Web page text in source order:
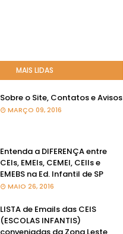
MAIS LIDAS
Sobre o Site, Contatos e Avisos
MARÇO 09, 2016
Entenda a DIFERENÇA entre
CEIs, EMEIs, CEMEI, CEIIs e
EMEBS na Ed. Infantil de SP
MAIO 26, 2016
LISTA de Emails das CEIS
(ESCOLAS INFANTIS)